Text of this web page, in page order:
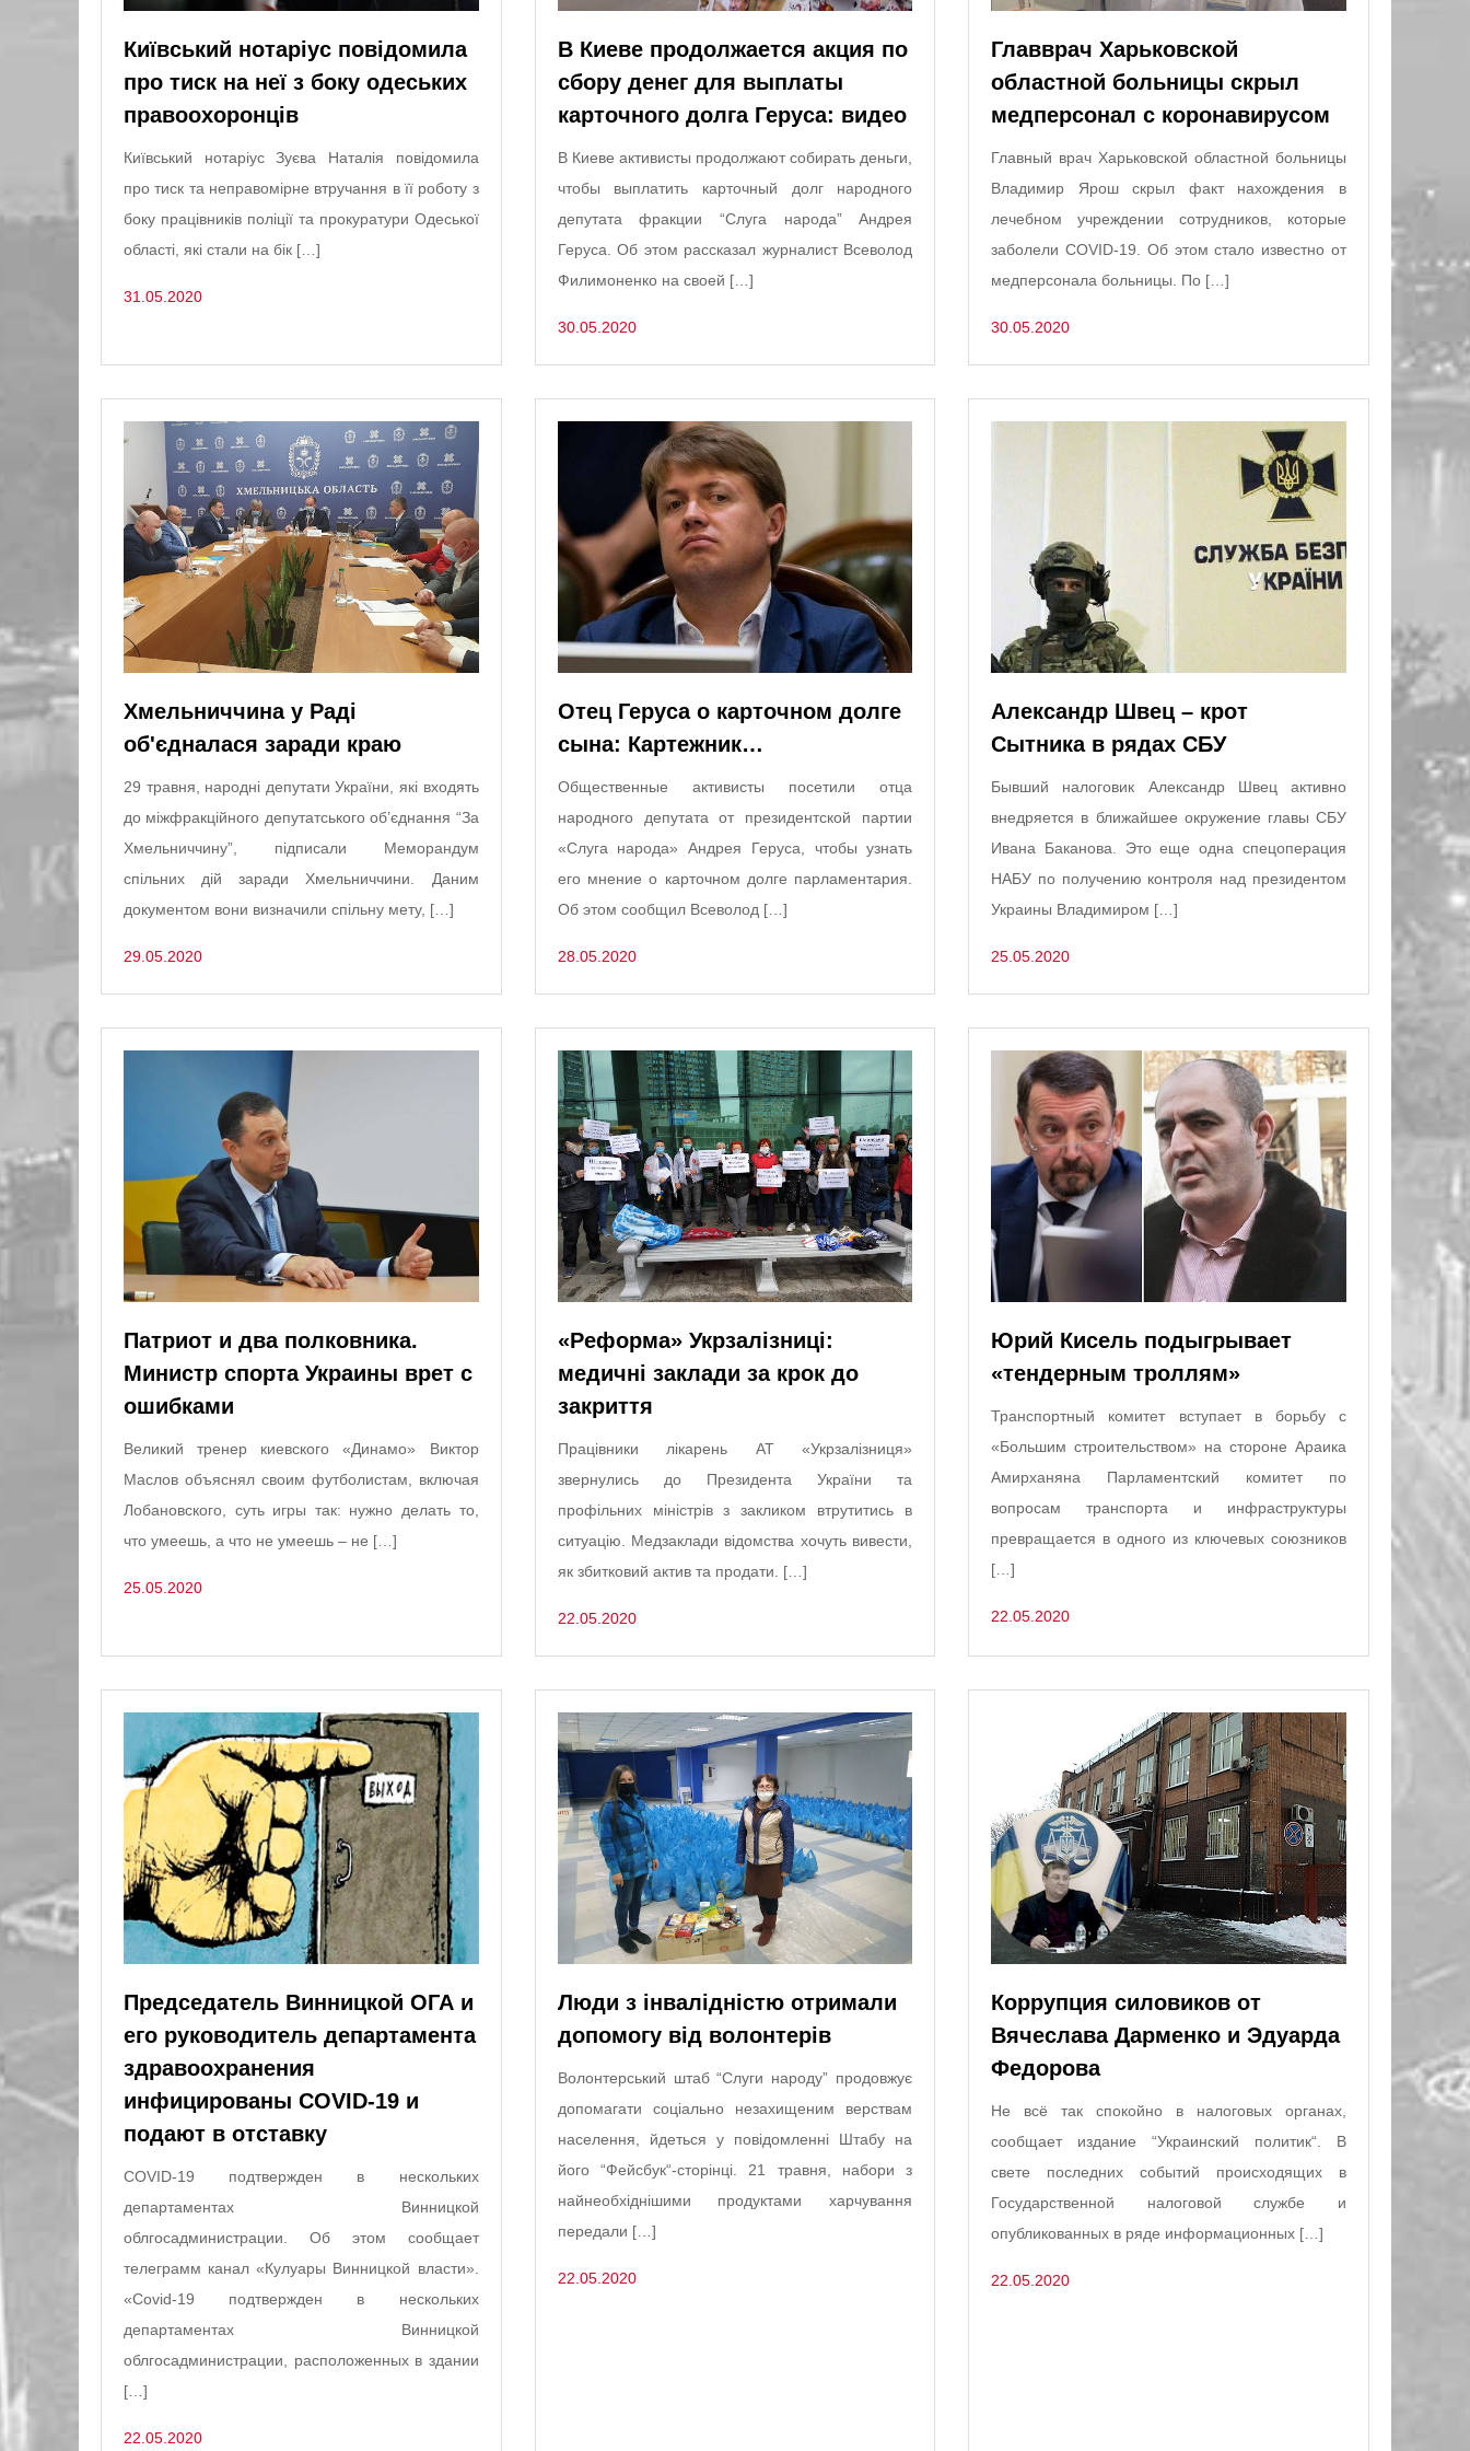
Київський нотаріус повідомила
про тиск на неї з боку одеських
правоохоронців
Київський нотаріус Зуєва Наталія повідомила
про тиск та неправомірне втручання в її роботу з
боку працівників поліції та прокуратури Одеської
області, які стали на бік […]
31.05.2020
В Киеве продолжается акция по
сбору денег для выплаты
карточного долга Геруса: видео
В Киеве активисты продолжают собирать деньги,
чтобы выплатить карточный долг народного
депутата фракции “Слуга народа” Андрея
Геруса. Об этом рассказал журналист Всеволод
Филимоненко на своей […]
30.05.2020
Главврач Харьковской
областной больницы скрыл
медперсонал с коронавирусом
Главный врач Харьковской областной больницы
Владимир Ярош скрыл факт нахождения в
лечебном учреждении сотрудников, которые
заболели COVID-19. Об этом стало известно от
медперсонала больницы. По […]
30.05.2020
Хмельниччина у Раді
об'єдналася заради краю
29 травня, народні депутати України, які входять
до міжфракційного депутатського об’єднання “За
Хмельниччину”, підписали Меморандум
спільних дій заради Хмельниччини. Даним
документом вони визначили спільну мету, […]
29.05.2020
Отец Геруса о карточном долге
сына: Картежник…
Общественные активисты посетили отца
народного депутата от президентской партии
«Слуга народа» Андрея Геруса, чтобы узнать
его мнение о карточном долге парламентария.
Об этом сообщил Всеволод […]
28.05.2020
Александр Швец – крот
Сытника в рядах СБУ
Бывший налоговик Александр Швец активно
внедряется в ближайшее окружение главы СБУ
Ивана Баканова. Это еще одна спецоперация
НАБУ по получению контроля над президентом
Украины Владимиром […]
25.05.2020
Патриот и два полковника.
Министр спорта Украины врет с
ошибками
Великий тренер киевского «Динамо» Виктор
Маслов объяснял своим футболистам, включая
Лобановского, суть игры так: нужно делать то,
что умеешь, а что не умеешь – не […]
25.05.2020
«Реформа» Укрзалізниці:
медичні заклади за крок до
закриття
Працівники лікарень АТ «Укрзалізниця»
звернулись до Президента України та
профільних міністрів з закликом втрутитись в
ситуацію. Медзаклади відомства хочуть вивести,
як збитковий актив та продати. […]
22.05.2020
Юрий Кисель подыгрывает
«тендерным троллям»
Транспортный комитет вступает в борьбу с
«Большим строительством» на стороне Араика
Амирханяна Парламентский комитет по
вопросам транспорта и инфраструктуры
превращается в одного из ключевых союзников
[…]
22.05.2020
Председатель Винницкой ОГА и
его руководитель департамента
здравоохранения
инфицированы COVID-19 и
подают в отставку
COVID-19 подтвержден в нескольких
департаментах Винницкой
облгосадминистрации. Об этом сообщает
телеграмм канал «Кулуары Винницкой власти».
«Covid-19 подтвержден в нескольких
департаментах Винницкой
облгосадминистрации, расположенных в здании
[…]
22.05.2020
Люди з інвалідністю отримали
допомогу від волонтерів
Волонтерський штаб “Слуги народу” продовжує
допомагати соціально незахищеним верствам
населення, йдеться у повідомленні Штабу на
його “Фейсбук“-сторінці. 21 травня, набори з
найнеобхіднішими продуктами харчування
передали […]
22.05.2020
Коррупция силовиков от
Вячеслава Дарменко и Эдуарда
Федорова
Не всё так спокойно в налоговых органах,
сообщает издание “Украинский политик“. В
свете последних событий происходящих в
Государственной налоговой службе и
опубликованных в ряде информационных […]
22.05.2020